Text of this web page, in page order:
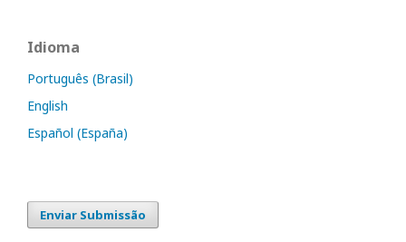
Idioma
Português (Brasil)
English
Español (España)
Enviar Submissão